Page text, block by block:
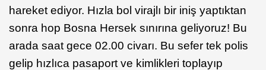
hareket ediyor. Hızla bol virajlı bir iniş yaptıktan
sonra hop Bosna Hersek sınırına geliyoruz! Bu
arada saat gece 02.00 civarı. Bu sefer tek polis
gelip hızlıca pasaport ve kimlikleri toplayıp